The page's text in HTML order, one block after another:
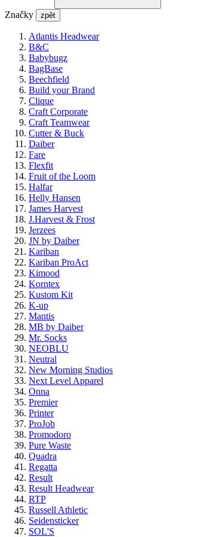
Značky zpět
Atlantis Headwear
B&C
Babybugz
BagBase
Beechfield
Build your Brand
Clique
Craft Corporate
Craft Teamwear
Cutter & Buck
Daiber
Fare
Flexfit
Fruit of the Loom
Halfar
Helly Hansen
James Harvest
J.Harvest & Frost
Jerzees
JN by Daiber
Kariban
Kariban ProAct
Kimood
Korntex
Kustom Kit
K-up
Mantis
MB by Daiber
Mr. Socks
NEOBLU
Neutral
New Morning Studios
Next Level Apparel
Onna
Premier
Printer
ProJob
Promodoro
Pure Waste
Quadra
Regatta
Result
Result Headwear
RTP
Russell Athletic
Seidensticker
SOL'S